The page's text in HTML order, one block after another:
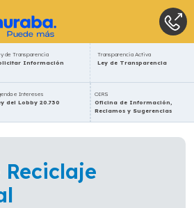
de Transparencia
Información
Transparencia Activa
Ley de Transparencia
e Intereses
del Lobby 20.730
OIRS
Oficina de Información,
Reclamos y Sugerencias
Reciclaje